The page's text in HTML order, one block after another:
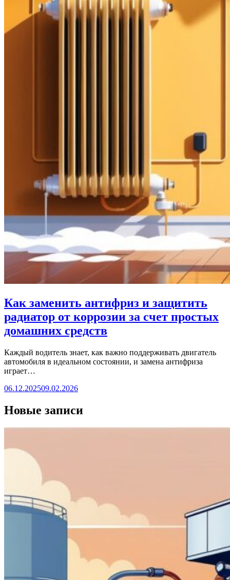
Как заменить антифриз и защитить
радиатор от коррозии за счет простых
домашних средств
Каждый водитель знает, как важно поддерживать двигатель
автомобиля в идеальном состоянии, и замена антифриза
играет…
06.12.202509.02.2026
Новые записи